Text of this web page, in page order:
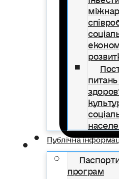
Публічна
програм